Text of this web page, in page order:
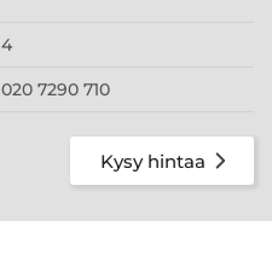
4
020 7290 710
Kysy hintaa